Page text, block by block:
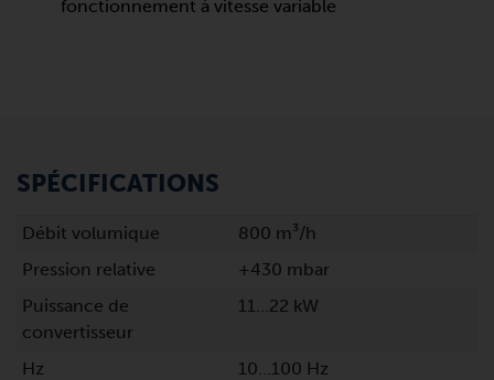
fonctionnement à vitesse variable
SPÉCIFICATIONS
Débit volumique
800 m³/h
Pression relative
+430 mbar
Puissance de
convertisseur
11…22 kW
Hz
10…100 Hz